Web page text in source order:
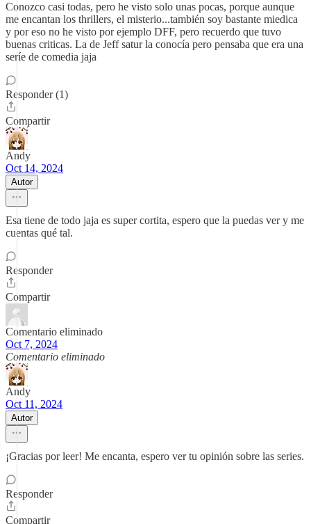
Conozco casi todas, pero he visto solo unas pocas, porque aunque
me encantan los thrillers, el misterio...también soy bastante miedica
y por eso no he visto por ejemplo DFF, pero recuerdo que tuvo
buenas criticas. La de Jeff satur la conocía pero pensaba que era una
seríe de comedia jaja
Responder (1)
Compartir
Andy
Oct 14, 2024
Autor
Esa tiene de todo jaja es super cortita, espero que la puedas ver y me
cuentas qué tal.
Responder
Compartir
Comentario eliminado
Oct 7, 2024
Comentario eliminado
Andy
Oct 11, 2024
Autor
¡Gracias por leer! Me encanta, espero ver tu opinión sobre las series.
Responder
Compartir